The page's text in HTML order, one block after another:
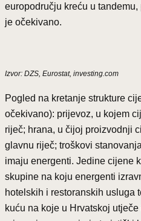
europodručju kreću u
je očekivano.
Izvor: DZS, Eurostat, investing.com
Pogled na kretanje strukture
očekivano): prijevoz, u kojem
riječ; hrana, u čijoj proizvodnji
glavnu riječ; troškovi
imaju energenti. Jedine cijene
skupine na koju energenti
hotelskih i restoranskih usluga
kuću na koje u Hrvatskoj